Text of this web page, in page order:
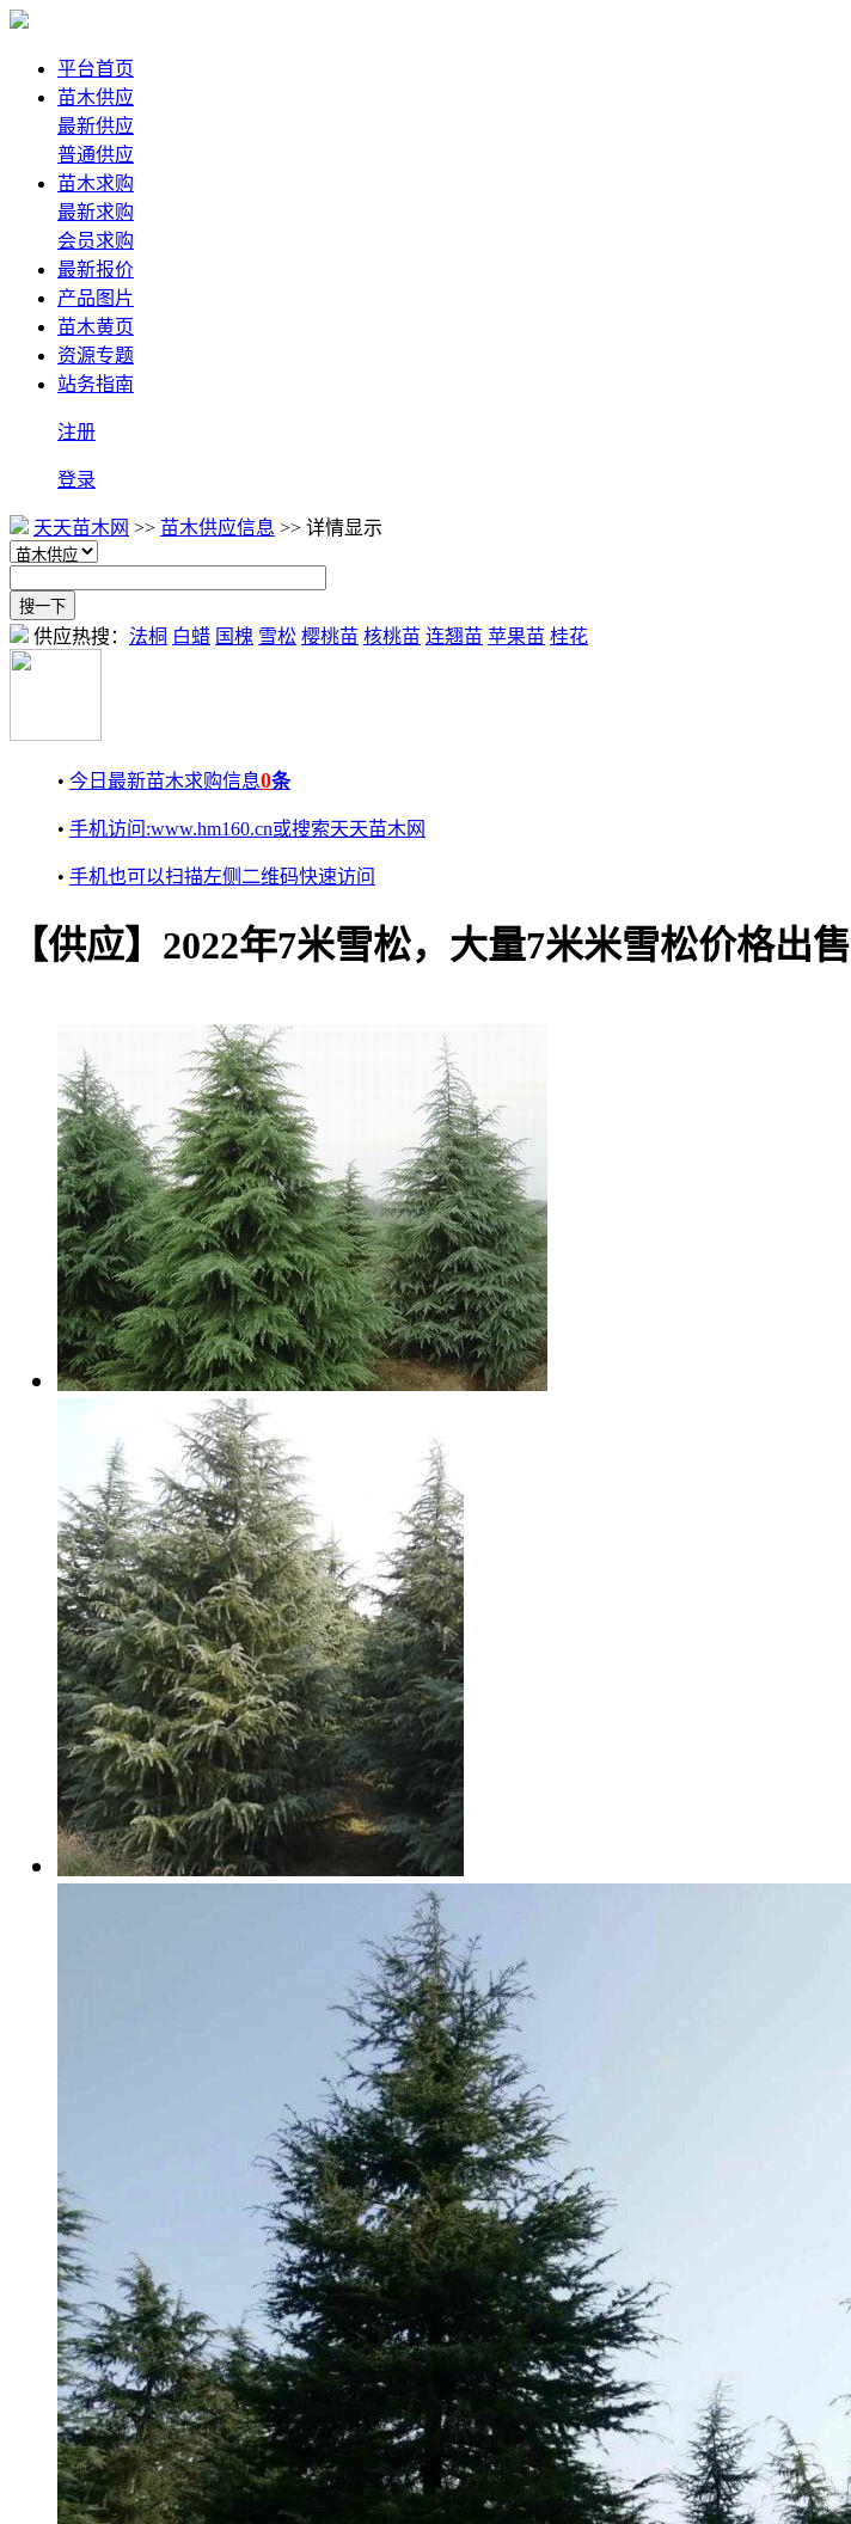
平台首页
苗木供应
最新供应
普通供应
苗木求购
最新求购
会员求购
最新报价
产品图片
苗木黄页
资源专题
站务指南
注册
登录
天天苗木网 >> 苗木供应信息 >> 详情显示
供应热搜： 法桐 白蜡 国槐 雪松 樱桃苗 核桃苗 连翘苗 苹果苗 桂花
• 今日最新苗木求购信息0条
• 手机访问:www.hm160.cn或搜索天天苗木网
• 手机也可以扫描左侧二维码快速访问
【供应】2022年7米雪松，大量7米米雪松价格出售